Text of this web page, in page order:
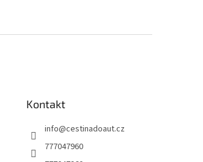
Kontakt
info@cestinadoaut.cz
777047960